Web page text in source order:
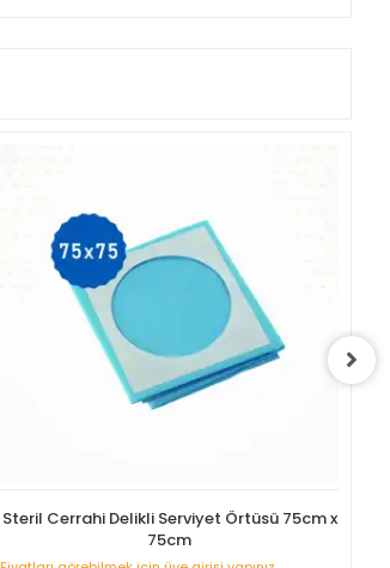
Steril Cerrahi Delikli Serviyet Örtüsü 75cm x
75cm